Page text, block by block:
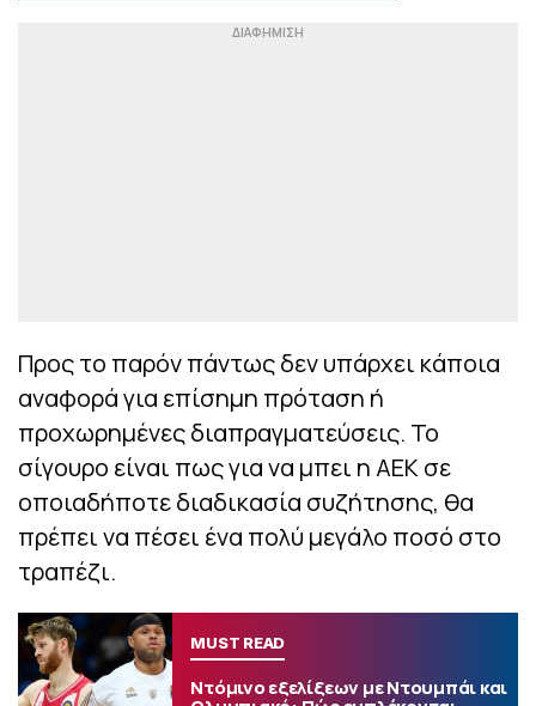
Προς το παρόν πάντως δεν υπάρχει κάποια
αναφορά για επίσημη πρόταση ή
προχωρημένες διαπραγματεύσεις. Το
σίγουρο είναι πως για να μπει η ΑΕΚ σε
οποιαδήποτε διαδικασία συζήτησης, θα
πρέπει να πέσει ένα πολύ μεγάλο ποσό στο
τραπέζι.
MUST READ
Ντόμινο εξελίξεων με Ντουμπάι και